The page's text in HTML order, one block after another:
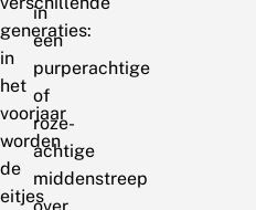
generaties:
in
het
voorjaar
worden
de
eitjes
in
een
purperachtige
of
roze-
achtige
middenstreep